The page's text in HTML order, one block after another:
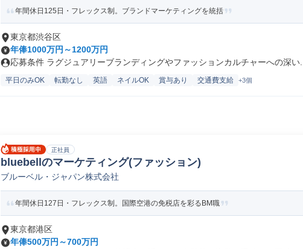
年間休日125日・フレックス制。ブランドマーケティングを統括
東京都渋谷区
年俸1000万円～1200万円
応募条件 ラグジュアリーブランディングやファッションカルチャーへの深い...
平日のみOK 転勤なし 英語 ネイルOK 賞与あり 交通費支給 +3個
正社員
bluebellのマーケティング(ファッション)
ブルーベル・ジャパン株式会社
年間休日127日・フレックス制。国際空港の免税店を彩るBM職
東京都港区
年俸500万円～700万円